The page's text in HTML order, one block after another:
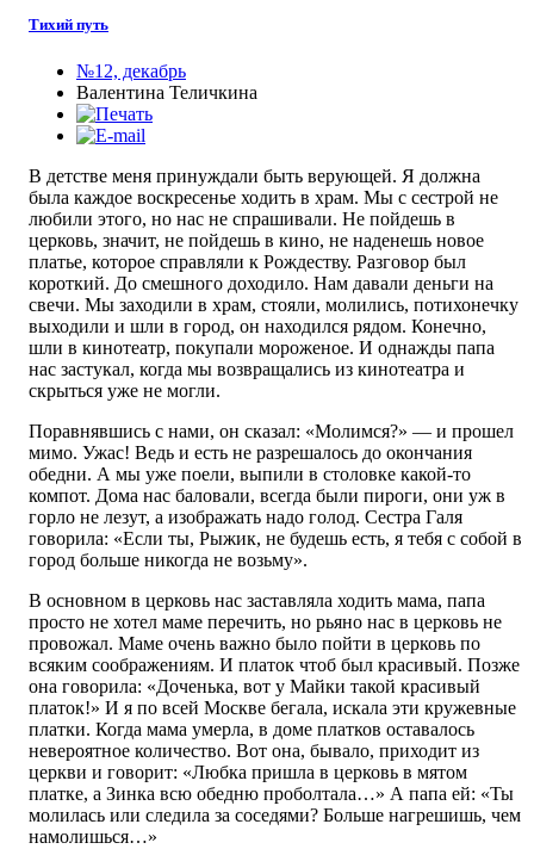
Тихий путь
№12, декабрь
Валентина Теличкина
В детстве меня принуждали быть верующей. Я должна
была каждое воскресенье ходить в храм. Мы с сестрой не
любили этого, но нас не спрашивали. Не пойдешь в
церковь, значит, не пойдешь в кино, не наденешь новое
платье, которое справляли к Рождеству. Разговор был
короткий. До смешного доходило. Нам давали деньги на
свечи. Мы заходили в храм, стояли, молились, потихонечку
выходили и шли в город, он находился рядом. Конечно,
шли в кинотеатр, покупали мороженое. И однажды папа
нас застукал, когда мы возвращались из кинотеатра и
скрыться уже не могли.
Поравнявшись с нами, он сказал: «Молимся?» — и прошел
мимо. Ужас! Ведь и есть не разрешалось до окончания
обедни. А мы уже поели, выпили в столовке какой-то
компот. Дома нас баловали, всегда были пироги, они уж в
горло не лезут, а изображать надо голод. Сестра Галя
говорила: «Если ты, Рыжик, не будешь есть, я тебя с собой в
город больше никогда не возьму».
В основном в церковь нас заставляла ходить мама, папа
просто не хотел маме перечить, но рьяно нас в церковь не
провожал. Маме очень важно было пойти в церковь по
всяким соображениям. И платок чтоб был красивый. Позже
она говорила: «Доченька, вот у Майки такой красивый
платок!» И я по всей Москве бегала, искала эти кружевные
платки. Когда мама умерла, в доме платков оставалось
невероятное количество. Вот она, бывало, приходит из
церкви и говорит: «Любка пришла в церковь в мятом
платке, а Зинка всю обедню проболтала…» А папа ей: «Ты
молилась или следила за соседями? Больше нагрешишь, чем
намолишься…»